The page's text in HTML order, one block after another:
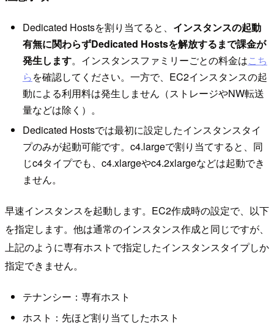
Dedicated Hostsを割り当てると、 インスタンスの起動
有無に関わらずDedicated Hostsを解放するまで課金が
発生します。インスタンスファミリーごとの料金はこち
らを確認してください。一方で、EC2インスタンスの起
動による利用料は発生しません（ストレージやNW転送
量などは除く）。
Dedicated Hostsでは最初に設定したインスタンスタイ
プのみが起動可能です。c4.largeで割り当てすると、同
じc4タイプでも、c4.xlargeやc4.2xlargeなどは起動でき
ません。
早速インスタンスを起動します。EC2作成時の設定で、以下
を指定します。他は通常のインスタンス作成と同じですが、
上記のように専有ホストで指定したインスタンスタイプしか
指定できません。
テナンシー：専有ホスト
ホスト：先ほど割り当てしたホスト